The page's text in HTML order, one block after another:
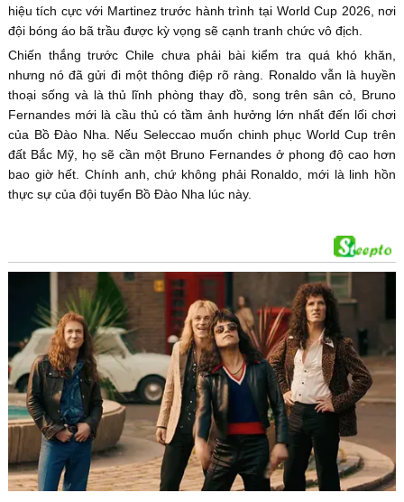
hiệu tích cực với Martinez trước hành trình tại World Cup 2026, nơi
đội bóng áo bã trầu được kỳ vọng sẽ cạnh tranh chức vô địch.
Chiến thắng trước Chile chưa phải bài kiểm tra quá khó khăn,
nhưng nó đã gửi đi một thông điệp rõ ràng. Ronaldo vẫn là huyền
thoại sống và là thủ lĩnh phòng thay đồ, song trên sân cỏ, Bruno
Fernandes mới là cầu thủ có tầm ảnh hưởng lớn nhất đến lối chơi
của Bồ Đào Nha. Nếu Seleccao muốn chinh phục World Cup trên
đất Bắc Mỹ, họ sẽ cần một Bruno Fernandes ở phong độ cao hơn
bao giờ hết. Chính anh, chứ không phải Ronaldo, mới là linh hồn
thực sự của đội tuyển Bồ Đào Nha lúc này.